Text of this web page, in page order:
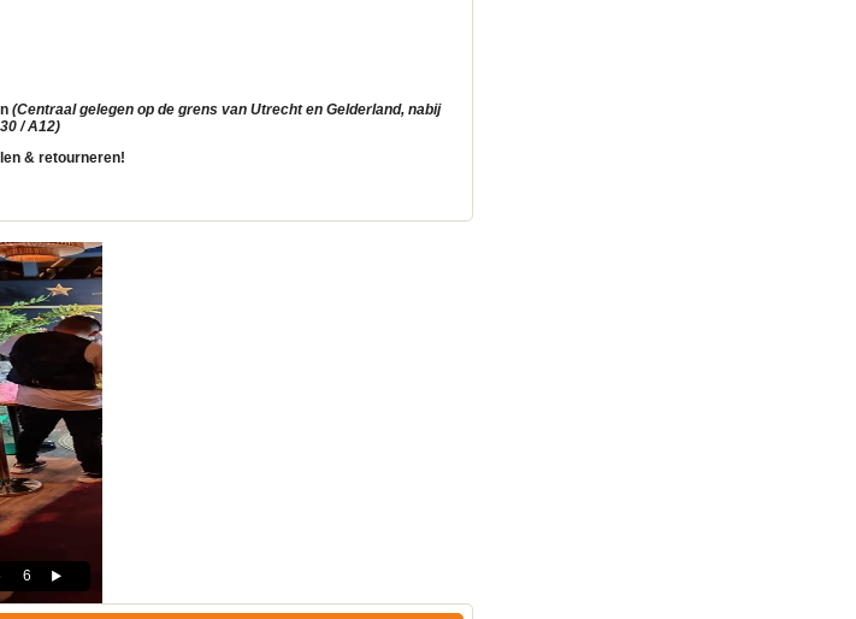
(Centraal gelegen op de grens van Utrecht en Gelderland, nabij
/ A12)
& retourneren!
6